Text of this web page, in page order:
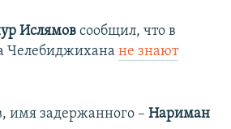
Ислямовсообщил, что в
Челебиджиханане знают
имя задержанного –Нариман